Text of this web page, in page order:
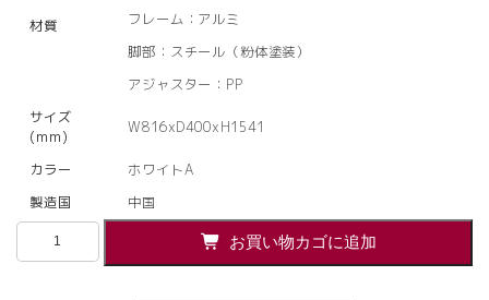
材質
フレーム：アルミ
脚部：スチール（粉体塗装）
アジャスター：PP
サイズ
(mm)
W816xD400xH1541
カラー
ホワイトA
製造国
中国
【法
お買い物カゴに追加